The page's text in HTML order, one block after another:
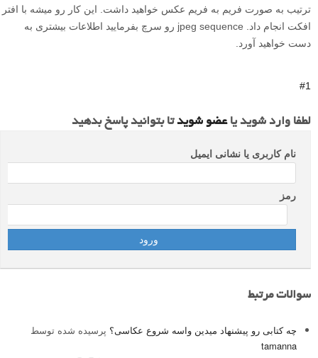
ترتیب به صورت فریم به فریم عکس خواهید داشت. این کار رو میشه با افتر
افکت انجام داد. jpeg sequence رو سرچ بفرمایید اطلاعات بیشتری به
دست خواهید آورد.
#1
لطفا وارد شوید یاعضو شویدتا بتوانید پاسخ بدهید
نام کاربری یا نشانی ایمیل
رمز
سوالات مرتبط
چه کتابی رو پیشنهاد میدین واسه شروع عکاسی؟ پرسیده شده توسط
tamanna